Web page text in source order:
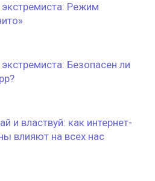
Режим
Безопасен ли
и властвуй: как интернет-
влияют на всех нас